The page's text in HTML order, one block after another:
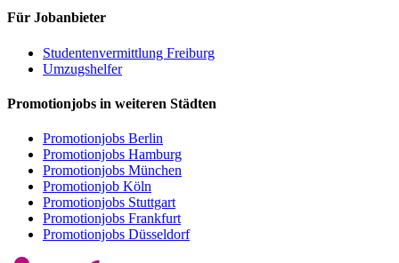
Für Jobanbieter
Studentenvermittlung Freiburg
Umzugshelfer
Promotionjobs in weiteren Städten
Promotionjobs Berlin
Promotionjobs Hamburg
Promotionjobs München
Promotionjob Köln
Promotionjobs Stuttgart
Promotionjobs Frankfurt
Promotionjobs Düsseldorf